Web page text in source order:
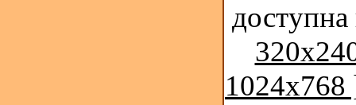
1024x768